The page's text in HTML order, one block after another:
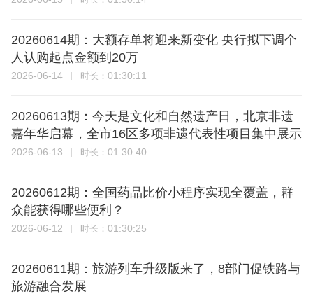
20260614期：大额存单将迎来新变化 央行拟下调个
人认购起点金额到20万
2026-06-14 时长： 01:30:11
20260613期：今天是文化和自然遗产日，北京非遗
嘉年华启幕，全市16区多项非遗代表性项目集中展示
2026-06-13 时长： 01:30:40
20260612期：全国药品比价小程序实现全覆盖，群
众能获得哪些便利？
2026-06-12 时长： 01:30:25
20260611期：旅游列车升级版来了，8部门促铁路与
旅游融合发展